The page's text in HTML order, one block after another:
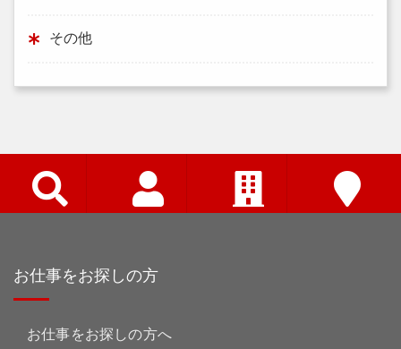
その他
お仕事をお探しの方
お仕事をお探しの方へ